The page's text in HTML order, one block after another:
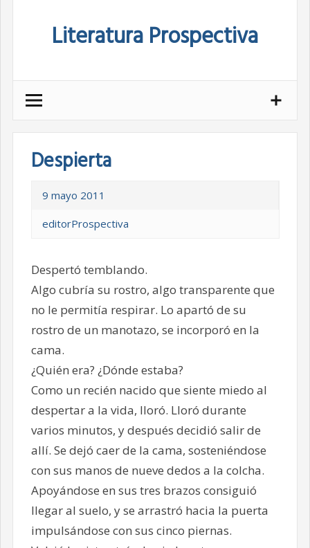
Literatura Prospectiva
Despierta
9 mayo 2011
editorProspectiva
Despertó temblando.
Algo cubría su rostro, algo transparente que
no le permitía respirar. Lo apartó de su
rostro de un manotazo, se incorporó en la
cama.
¿Quién era? ¿Dónde estaba?
Como un recién nacido que siente miedo al
despertar a la vida, lloró. Lloró durante
varios minutos, y después decidió salir de
allí. Se dejó caer de la cama, sosteniéndose
con sus manos de nueve dedos a la colcha.
Apoyándose en sus tres brazos consiguió
llegar al suelo, y se arrastró hacia la puerta
impulsándose con sus cinco piernas.